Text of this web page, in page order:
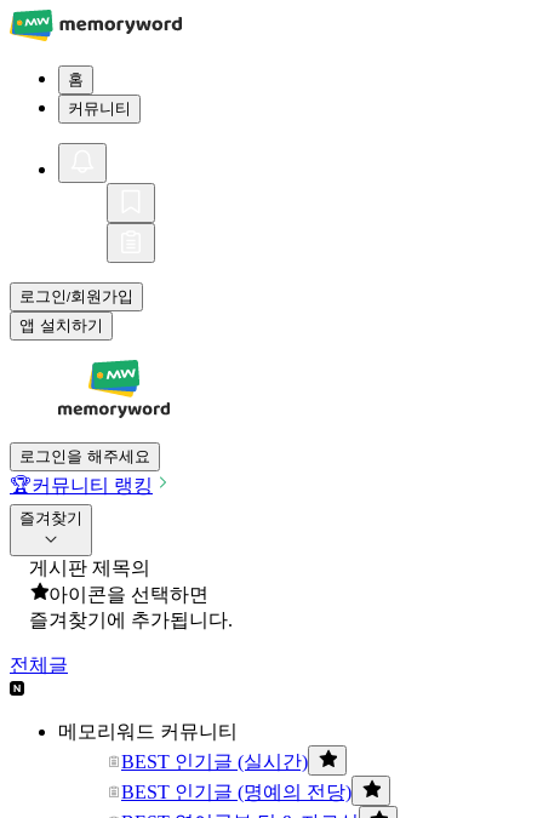
홈
커뮤니티
로그인/회원가입
앱 설치하기
로그인을 해주세요
🏆커뮤니티 랭킹
즐겨찾기
게시판 제목의
아이콘을 선택하면
즐겨찾기에 추가됩니다.
전체글
메모리워드 커뮤니티
BEST 인기글 (실시간)
BEST 인기글 (명예의 전당)